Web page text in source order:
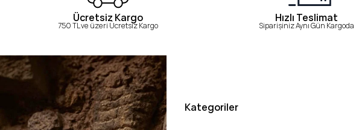
Ücretsiz Kargo
750 TL ve üzeri Ücretsiz Kargo
Hızlı Teslimat
Siparişiniz Aynı Gün Kargoda
Kategoriler